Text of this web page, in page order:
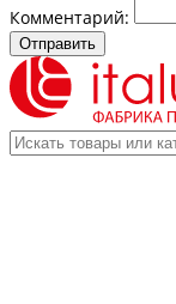
Комментарий:
Отправить